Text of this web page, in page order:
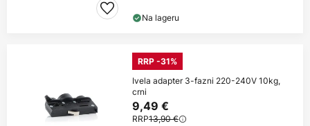
Na lageru
RRP -31%
Ivela adapter 3-fazni 220-240V 10kg,
crni
9,49 €
RRP13,90 €